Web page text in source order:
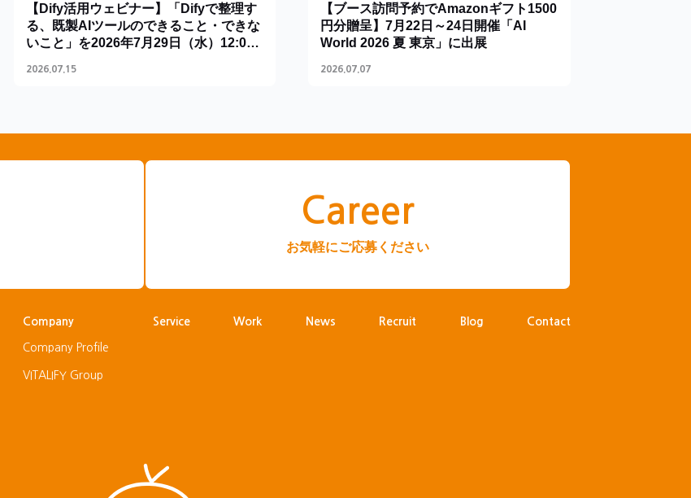
【Dify活用ウェビナー】「Difyで整理す
る、既製AIツールのできること・できな
いこと」を2026年7月29日（水）12:00
2026.07.15
【ブース訪問予約でAmazonギフト1500
円分贈呈】7月22日～24日開催「AI
World 2026 夏 東京」に出展
2026.07.07
Career
お気軽にご応募ください
Company
Company Profile
VITALIFY Group
Service Work News Recruit Blog Contact